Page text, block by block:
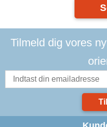
Tilmeld dig vores